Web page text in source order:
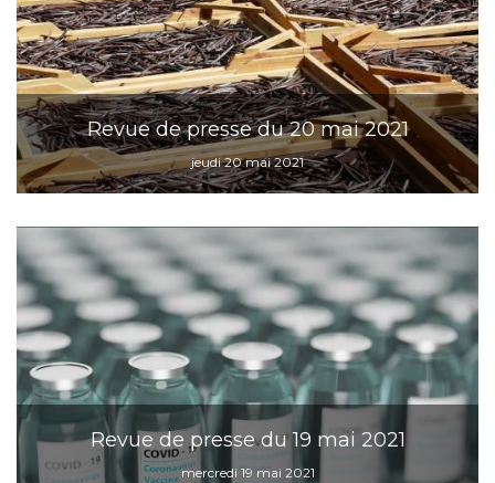
Revue de presse du 20 mai 2021
jeudi 20 mai 2021
Revue de presse du 19 mai 2021
mercredi 19 mai 2021